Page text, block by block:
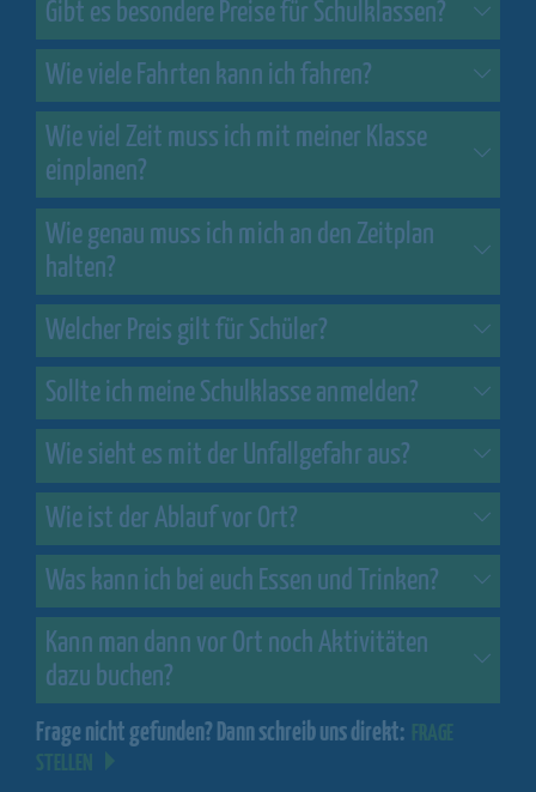
Gibt es besondere Preise für Schulklassen?
Wie viele Fahrten kann ich fahren?
Wie viel Zeit muss ich mit meiner Klasse
einplanen?
Wie genau muss ich mich an den Zeitplan
halten?
Welcher Preis gilt für Schüler?
Sollte ich meine Schulklasse anmelden?
Wie sieht es mit der Unfallgefahr aus?
Wie ist der Ablauf vor Ort?
Was kann ich bei euch Essen und Trinken?
Kann man dann vor Ort noch Aktivitäten
dazu buchen?
Frage nicht gefunden? Dann schreib uns direkt: